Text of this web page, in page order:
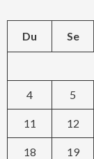
Du Se
4 5
11 12
18 19